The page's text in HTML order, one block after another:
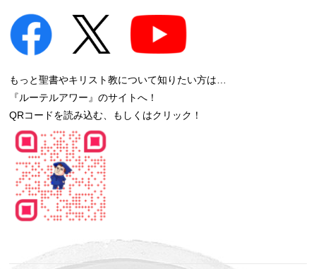
もっと聖書やキリスト教について知りたい方は…
『ルーテルアワー』のサイトへ！
QRコードを読み込む、もしくはクリック！